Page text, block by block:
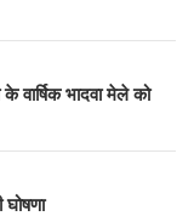
वार्षिक भादवा मेले को